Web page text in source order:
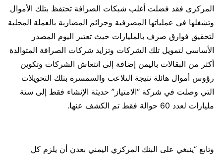
المركزي فقد فضلت أغلب شبكات الصرافة تحتفظ بتلك الأموال
وتشغلها في عملياتها المصرفية وجرائم المضاربة بالعملة المحلية
لتحقيق فوارق صرف بالمليارات حيث تعتبر اليوم المصدر
الأساسي لتمويل تلك الشركات وتزايد شركات الصرافة المتوالدة
أكثر من البقالات باليمن إضافة إلى انتعاش الشركات وتكوين
رؤوس أموال هائلة نتيجة التلاعب والسمسرة بتلك التحويلات
التي وصلت في شركة “الامتياز” حديثة الإنشاء فقط إلى ستة
مليارات لعدد 60 حوالة فقط تم الكشف عنها.
وتابع “ينبغي على البنك المركزي اليمني بعدن أن يلزم كل